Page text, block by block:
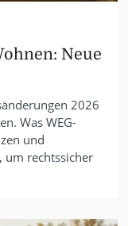
Neue
2026
Was WEG-
und
um rechtssicher